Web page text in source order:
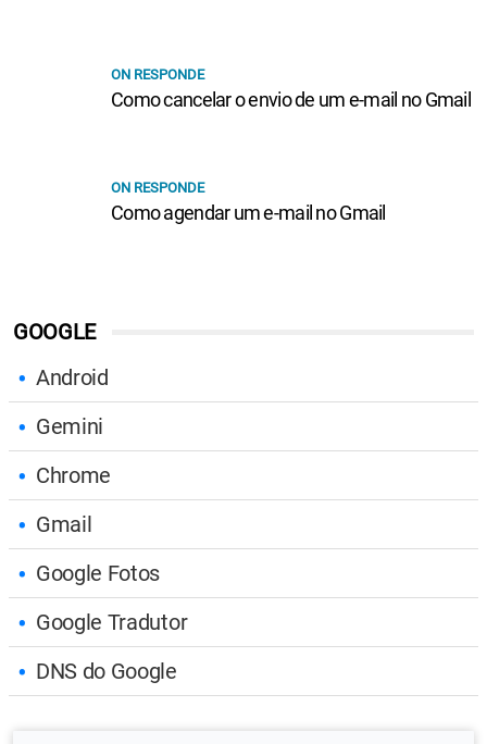
GOOGLE
Android
Gemini
Chrome
Gmail
Google Fotos
Google Tradutor
DNS do Google
ON RESPONDE
Como cancelar o envio de um e-mail no Gmail
ON RESPONDE
Como agendar um e-mail no Gmail